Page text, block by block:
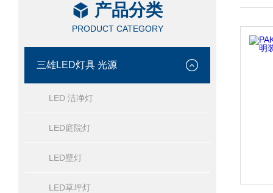
产品分类
PRODUCT CATEGORY
三雄LED灯具 光源
LED 洁净灯
LED庭院灯
LED壁灯
LED草坪灯
/